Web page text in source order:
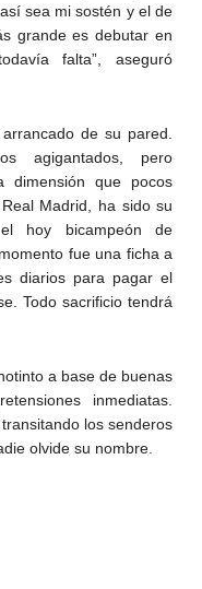
sea mi sostén y el de
grande es debutar en
falta”, aseguró
de su pared.
agigantados, pero
dimensión que pocos
Madrid, ha sido su
hoy bicampeón de
fue una ficha a
diarios para pagar el
Todo sacrificio tendrá
a base de buenas
inmediatas.
los senderos
olvide su nombre.